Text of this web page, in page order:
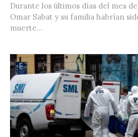
Durante los últimos días del mes
Omar Sabat y su familia habrían
muerte...